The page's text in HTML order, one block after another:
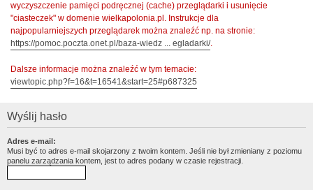
wyczyszczenie pamięci podręcznej (cache) przeglądarki i usunięcie
"ciasteczek" w domenie wielkapolonia.pl. Instrukcje dla
najpopularniejszych przeglądarek można znaleźć np. na stronie:
https://pomoc.poczta.onet.pl/baza-wiedz ... egladarki/.
Dalsze informacje można znaleźć w tym temacie:
viewtopic.php?f=16&t=16541&start=25#p687325
Wyślij hasło
Adres e-mail:
Musi być to adres e-mail skojarzony z twoim kontem. Jeśli nie był zmieniany z poziomu
panelu zarządzania kontem, jest to adres podany w czasie rejestracji.